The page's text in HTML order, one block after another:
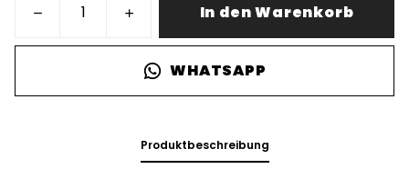
In den Warenkorb
WHATSAPP
Produktbeschreibung